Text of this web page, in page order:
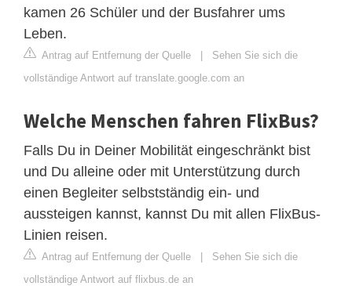
kamen 26 Schüler und der Busfahrer ums
Leben.
Antrag auf Entfernung der Quelle | Sehen Sie sich die
vollständige Antwort auf translate.google.com an
Welche Menschen fahren FlixBus?
Falls Du in Deiner Mobilität eingeschränkt bist
und Du alleine oder mit Unterstützung durch
einen Begleiter selbstständig ein- und
aussteigen kannst, kannst Du mit allen FlixBus-
Linien reisen.
Antrag auf Entfernung der Quelle | Sehen Sie sich die
vollständige Antwort auf flixbus.de an